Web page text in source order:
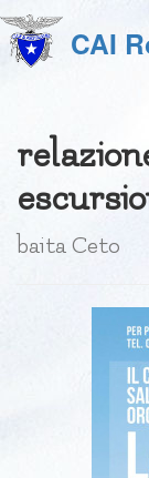
CAI
baita Ceto